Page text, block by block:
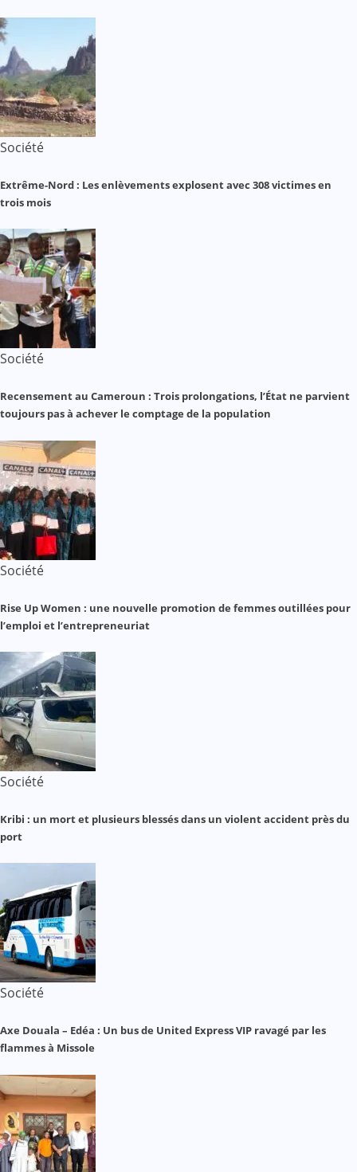
Société
Extrême-Nord : Les enlèvements explosent avec 308 victimes en
trois mois
Société
Recensement au Cameroun : Trois prolongations, l’État ne parvient
toujours pas à achever le comptage de la population
Société
Rise Up Women : une nouvelle promotion de femmes outillées pour
l’emploi et l’entrepreneuriat
Société
Kribi : un mort et plusieurs blessés dans un violent accident près du
port
Société
Axe Douala – Edéa : Un bus de United Express VIP ravagé par les
flammes à Missole